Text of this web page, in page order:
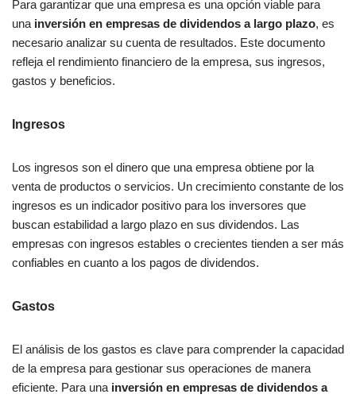
Para garantizar que una empresa es una opción viable para
una inversión en empresas de dividendos a largo plazo, es
necesario analizar su cuenta de resultados. Este documento
refleja el rendimiento financiero de la empresa, sus ingresos,
gastos y beneficios.
Ingresos
Los ingresos son el dinero que una empresa obtiene por la
venta de productos o servicios. Un crecimiento constante de los
ingresos es un indicador positivo para los inversores que
buscan estabilidad a largo plazo en sus dividendos. Las
empresas con ingresos estables o crecientes tienden a ser más
confiables en cuanto a los pagos de dividendos.
Gastos
El análisis de los gastos es clave para comprender la capacidad
de la empresa para gestionar sus operaciones de manera
eficiente. Para una inversión en empresas de dividendos a